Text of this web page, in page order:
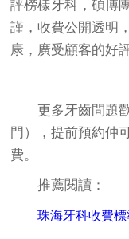
評榜樣牙科，碩博
謹，收費公開透明
康，廣受顧客的好
更多牙齒問題
門），提前預約仲
費。
推薦閱讀：
珠海牙科收費標